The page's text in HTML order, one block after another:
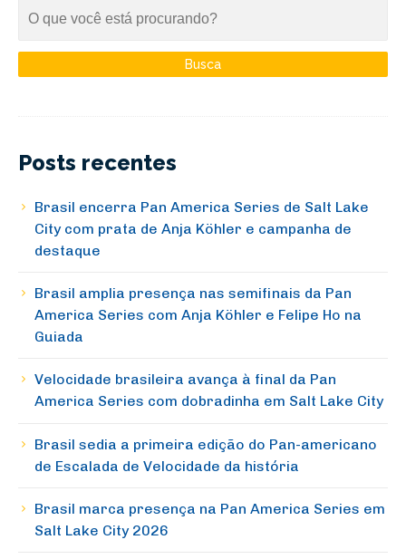
Posts recentes
Brasil encerra Pan America Series de Salt Lake
City com prata de Anja Köhler e campanha de
destaque
Brasil amplia presença nas semifinais da Pan
America Series com Anja Köhler e Felipe Ho na
Guiada
Velocidade brasileira avança à final da Pan
America Series com dobradinha em Salt Lake City
Brasil sedia a primeira edição do Pan-americano
de Escalada de Velocidade da história
Brasil marca presença na Pan America Series em
Salt Lake City 2026